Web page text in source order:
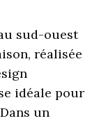
sud-ouest
réalisée
idéale pour
un